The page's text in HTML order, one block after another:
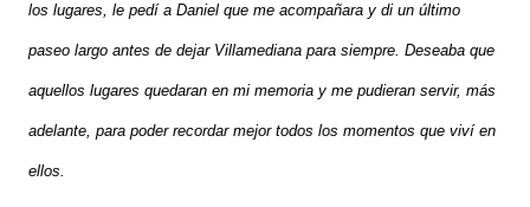
los lugares, le pedí a Daniel que me acompañara y di un último
paseo largo antes de dejar Villamediana para siempre. Deseaba que
aquellos lugares quedaran en mi memoria y me pudieran servir, más
adelante, para poder recordar mejor todos los momentos que viví en
ellos.